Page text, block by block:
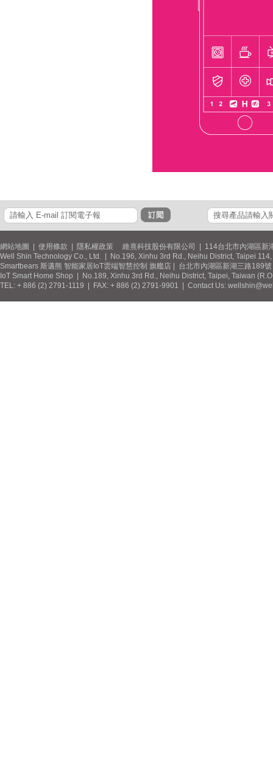
網站地圖 使用條款 隱私權政策 維熹科技股份有限公司 | 114台北市內湖區新
Well Shin Technology Co., Ltd. | No.196, Xinhu 3rd Rd., Neihu District, Taipei
Smartbears 斯邁熊 智能家居IoT雲端智慧控制 旗艦店 | 台北市內湖區新湖三路189
IoT Smart Home Shop | No.189, Xinhu 3rd Rd., Neihu District, Taipei, Taiwan
TEL: + 886 (2) 2791-1119 | FAX: + 886 (2) 2791-9901 | Contact Us: